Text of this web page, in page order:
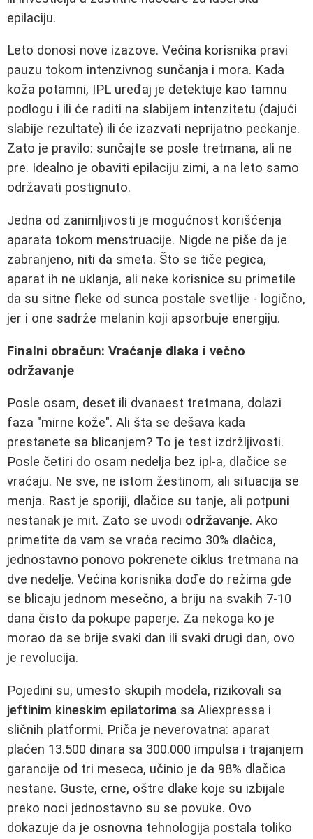
epilaciju.
Leto donosi nove izazove. Većina korisnika pravi
pauzu tokom intenzivnog sunčanja i mora. Kada
koža potamni, IPL uređaj je detektuje kao tamnu
podlogu i ili će raditi na slabijem intenzitetu (dajući
slabije rezultate) ili će izazvati neprijatno peckanje.
Zato je pravilo: sunčajte se posle tretmana, ali ne
pre. Idealno je obaviti epilaciju zimi, a na leto samo
održavati postignuto.
Jedna od zanimljivosti je mogućnost korišćenja
aparata tokom menstruacije. Nigde ne piše da je
zabranjeno, niti da smeta. Što se tiče pegica,
aparat ih ne uklanja, ali neke korisnice su primetile
da su sitne fleke od sunca postale svetlije - logično,
jer i one sadrže melanin koji apsorbuje energiju.
Finalni obračun: Vraćanje dlaka i večno
održavanje
Posle osam, deset ili dvanaest tretmana, dolazi
faza "mirne kože". Ali šta se dešava kada
prestanete sa blicanjem? To je test izdržljivosti.
Posle četiri do osam nedelja bez ipl-a, dlačice se
vraćaju. Ne sve, ne istom žestinom, ali situacija se
menja. Rast je sporiji, dlačice su tanje, ali potpuni
nestanak je mit. Zato se uvodi održavanje. Ako
primetite da vam se vraća recimo 30% dlačica,
jednostavno ponovo pokrenete ciklus tretmana na
dve nedelje. Većina korisnika dođe do režima gde
se blicaju jednom mesečno, a briju na svakih 7-10
dana čisto da pokupe paperje. Za nekoga ko je
morao da se brije svaki dan ili svaki drugi dan, ovo
je revolucija.
Pojedini su, umesto skupih modela, rizikovali sa
jeftinim kineskim epilatorima sa Aliexpressa i
sličnih platformi. Priča je neverovatna: aparat
plaćen 13.500 dinara sa 300.000 impulsa i trajanjem
garancije od tri meseca, učinio je da 98% dlačica
nestane. Guste, crne, oštre dlake koje su izbijale
preko noci jednostavno su se povuke. Ovo
dokazuje da je osnovna tehnologija postala toliko